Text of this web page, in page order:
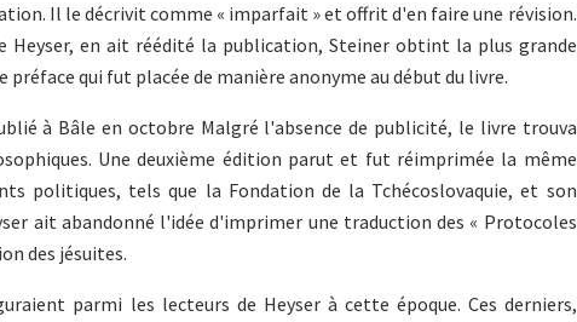
Il le décrivit comme « imparfait » et offrit d'en faire une révision.
Heyser, en ait réédité la publication, Steiner obtint la plus grande
qui fut placée de manière anonyme au début du livre.
à Bâle en octobre Malgré l'absence de publicité, le livre trouva
Une deuxième édition parut et fut réimprimée la même
politiques, tels que la Fondation de la Tchécoslovaquie, et son
ait abandonné l'idée d'imprimer une traduction des « Protocoles
des jésuites.
parmi les lecteurs de Heyser à cette époque. Ces derniers,